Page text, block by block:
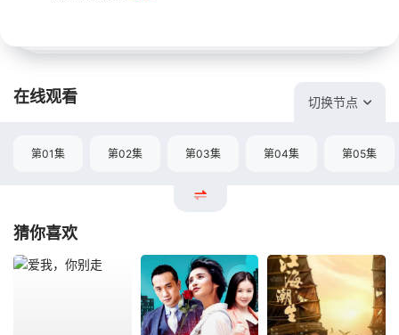
在线观看 切换节点
第01集 第02集 第03集 第04集 第05集
猜你喜欢